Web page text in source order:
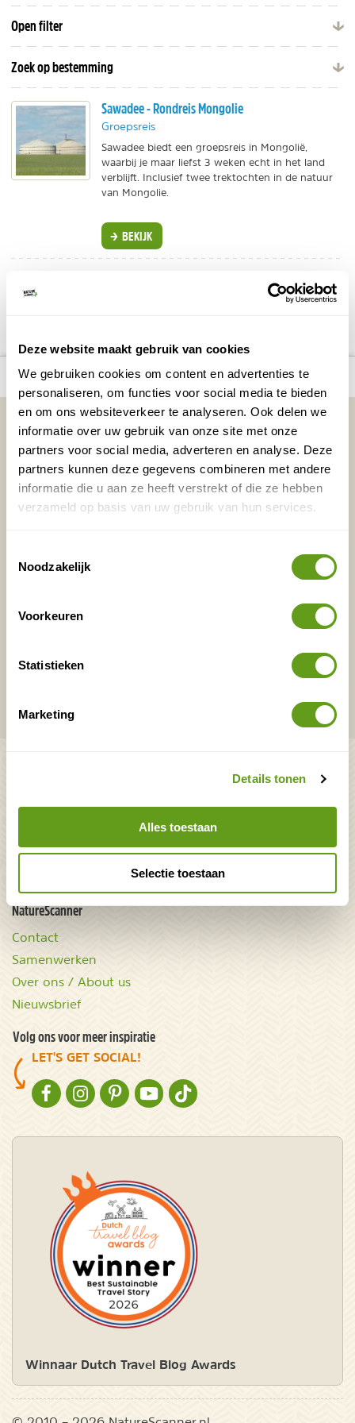
Deze website maakt gebruik van cookies
We gebruiken cookies om content en advertenties te
personaliseren, om functies voor social media te bieden
en om ons websiteverkeer te analyseren. Ook delen we
informatie over uw gebruik van onze site met onze
partners voor social media, adverteren en analyse. Deze
partners kunnen deze gegevens combineren met andere
informatie die u aan ze heeft verstrekt of die ze hebben
verzameld op basis van uw gebruik van hun services.
Noodzakelijk
Voorkeuren
Statistieken
Marketing
Details tonen
Alles toestaan
Selectie toestaan
Open filter
Zoek op bestemming
Sawadee - Rondreis Mongolie
Groepsreis
Sawadee biedt een groepsreis in Mongolië,
waarbij je maar liefst 3 weken echt in het land
verblijft. Inclusief twee trektochten in de natuur
van Mongolie.
BEKIJK
Deel deze pagina! DELEN VIA DE MAILDELEN OP PINTEREST
DELEN OP
number_of_trips:
1 Bekijk alle reizen naar Grasland Bekijk kaart
Vakantietips & Inspiratie?
Voornaam Achternaam
VERZENDEN
overnachtingen en vakanties in de natuur!
aarde
Natuurgidsjes.nl
Acties & kortingscodes
Zoek op reistype
Groepsaccommodaties
NatureScanner
Contact
Samenwerken
Over ons / About us
Nieuwsbrief
Volg ons voor meer inspiratie
LET'S GET SOCIAL!
NATURESCANNER OP FACEBOOK
NATURESCANNER OP INSTAGRAM
NATURESCANNER OP PINTEREST
NATURESCANNER OP YOUTUBE
NATURESCANNER OP TIKTOK
Winnaar Dutch Travel Blog Awards